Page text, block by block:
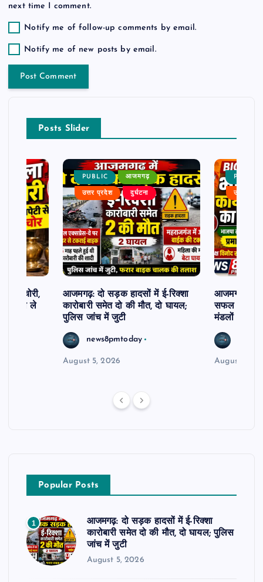
next time I comment.
Notify me of follow-up comments by email.
Notify me of new posts by email.
Posts Slider
चोरी,
से नकदी ले
PUBLIC आजमगढ़
उत्तर प्रदेश दुर्घटना
आजमगढ़: दो सड़क हादसों में ई-रिक्शा
कारोबारी समेत दो की मौत, दो घायल;
पुलिस जांच में जुटी
news8pmtoday
August 5, 2026
PUBLIC
उत्तर
आजमगढ़’मन
सफल आयोजन
मंडलों को
August 5,
Popular Posts
1
आजमगढ़: दो सड़क हादसों में ई-रिक्शा
कारोबारी समेत दो की मौत, दो घायल; पुलिस
जांच में जुटी
August 5, 2026